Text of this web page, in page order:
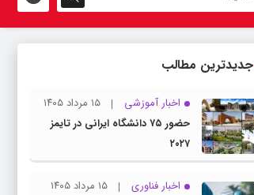
جدیدترین مطالب
اخبار آموزشی
۱۵ مرداد ۱۴۰۵
حضور ۷۵ دانشگاه ایرانی در تایمز
۲۰۲۷
اخبار فناوری
۱۵ مرداد ۱۴۰۵